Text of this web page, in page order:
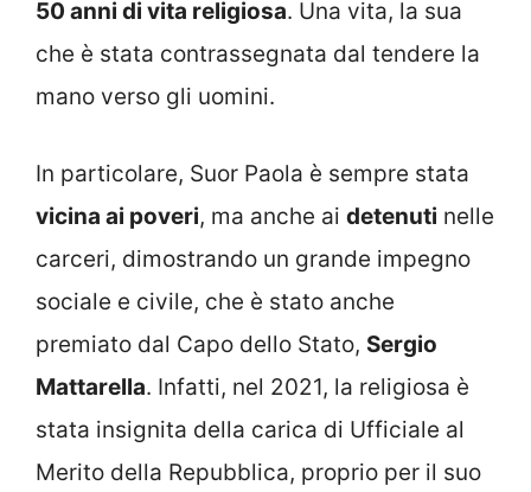
50 anni di vita religiosa. Una vita, la sua
che è stata contrassegnata dal tendere la
mano verso gli uomini.
In particolare, Suor Paola è sempre stata
vicina ai poveri, ma anche ai detenuti nelle
carceri, dimostrando un grande impegno
sociale e civile, che è stato anche
premiato dal Capo dello Stato, Sergio
Mattarella. Infatti, nel 2021, la religiosa è
stata insignita della carica di Ufficiale al
Merito della Repubblica, proprio per il suo